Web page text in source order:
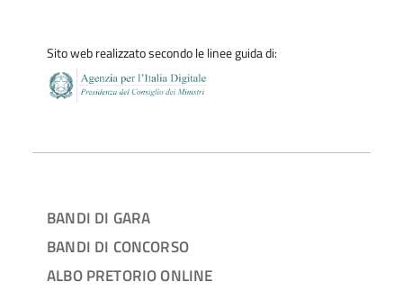
Sito web realizzato secondo le linee guida di:
BANDI DI GARA
BANDI DI CONCORSO
ALBO PRETORIO ONLINE